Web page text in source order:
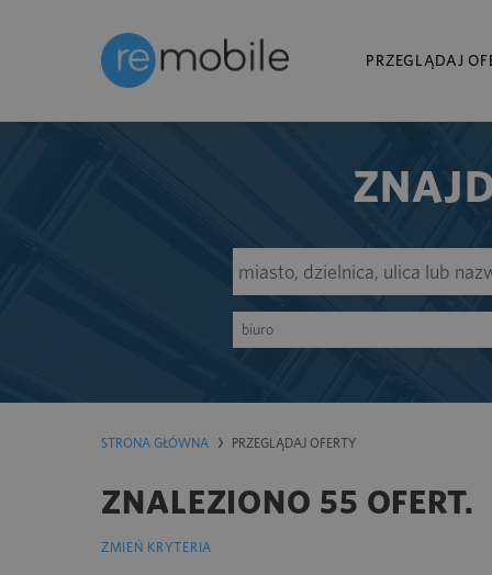
PRZEGLĄDAJ
biuro
STRONA GŁÓWNA PRZEGLĄDAJ OFERTY
ZNALEZIONO 55 OFERT.
ZMIEŃ KRYTERIA